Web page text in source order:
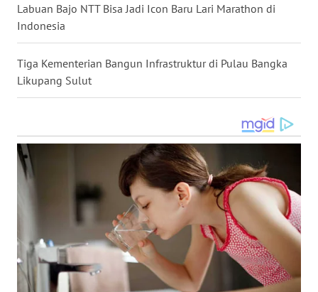
Labuan Bajo NTT Bisa Jadi Icon Baru Lari Marathon di
Indonesia
Tiga Kementerian Bangun Infrastruktur di Pulau Bangka
Likupang Sulut
WN
GORONTALO
WN
SULUT
DAIRI
DANAU